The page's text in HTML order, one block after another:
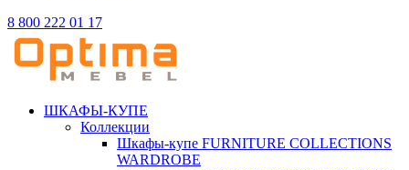
8 800 222 01 17
ШКАФЫ-КУПЕ
Коллекции
Шкафы-купе FURNITURE COLLECTIONS
WARDROBE